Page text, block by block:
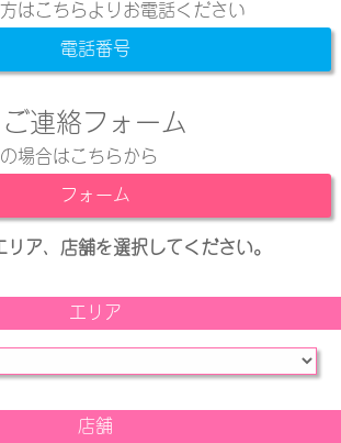
はこちらよりお電話ください
電話番号
ご連絡フォーム
場合はこちらから
フォーム
リア、店舗を選択してください。
エリア
店舗